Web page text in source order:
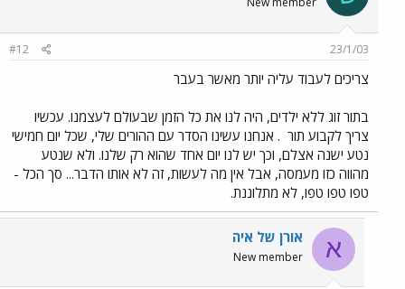
23/1/03
#12
צריכים לעבוד עליה יותר מאשר בעבר
בתור זוג ללא ילדים, היה לנו את כל הזמן שבעולם לעצמנו. עכשיו
צריך לקבוע תור . אנחנו עשינו הסדר עם ההורים שלי, שכל יום חמישי
נטע ישנה אצלם, וכך יש לנו יום אחד שהוא רק שלנו. ולא שנטע
מהווה כזו מעמסה, אבל אין מה לעשות, זה לא אותו הדבר... סך הכל -
טפו טפו טפו, לא מתלוננת.
א אורן של איה
New member